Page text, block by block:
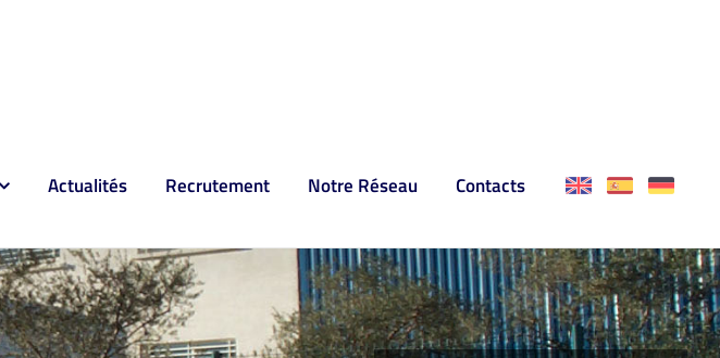
Actualités Recrutement Notre Réseau Contacts